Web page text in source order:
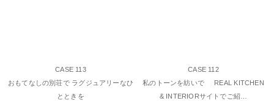
CASE 113
おもてなしの別荘で ラグジュアリーなひ
とときを
CASE 112
私のトーンを紡いで REAL KITCHEN
& INTERIORサイトでご紹…